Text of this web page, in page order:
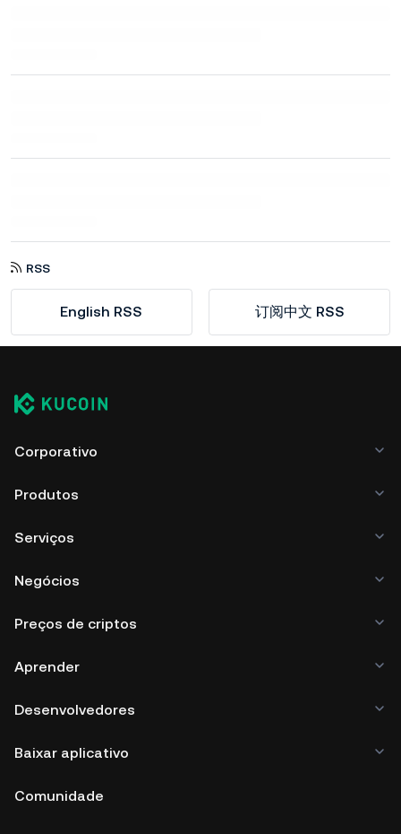
RSS
English RSS 订阅中文 RSS
Corporativo
Produtos
Serviços
Negócios
Preços de criptos
Aprender
Desenvolvedores
Baixar aplicativo
Comunidade